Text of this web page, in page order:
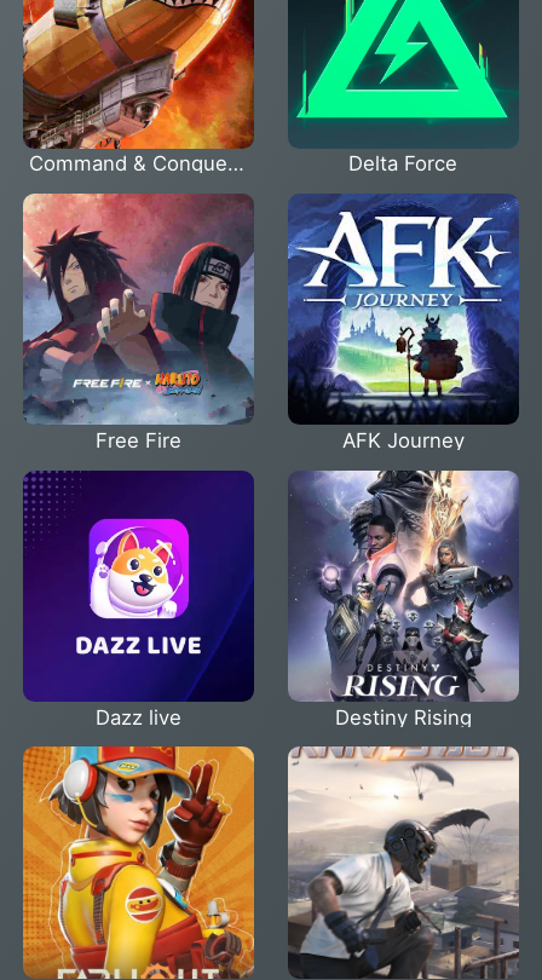
Command & Conquer™: Legions Delta Force
Free Fire AFK Journey
Dazz live Destiny Rising